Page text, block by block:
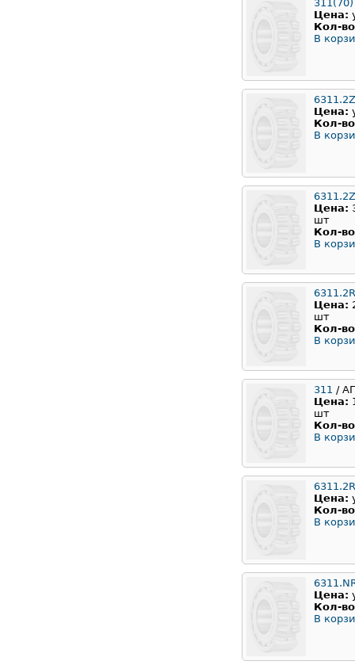
311(70)
Цена:
Кол-
В
6311.2Z
Цена:
Кол-
В
Цена:
шт
Кол-
В
Цена:
шт
Кол-
В
311 /
Цена:
шт
Кол-
В
Цена:
Кол-
В
Цена:
Кол-
В